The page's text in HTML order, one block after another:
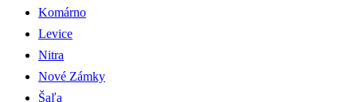
Komárno
Levice
Nitra
Nové Zámky
Šaľa